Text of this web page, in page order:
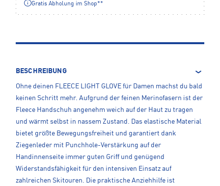
Gratis Abholung im Shop**
BESCHREIBUNG
Ohne deinen FLEECE LIGHT GLOVE für Damen machst du bald
keinen Schritt mehr. Aufgrund der feinen Merinofasern ist der
Fleece Handschuh angenehm weich auf der Haut zu tragen
und wärmt selbst in nassem Zustand. Das elastische Material
bietet größte Bewegungsfreiheit und garantiert dank
Ziegenleder mit Punchhole-Verstärkung auf der
Handinnenseite immer guten Griff und genügend
Widerstandsfähigkeit für den intensiven Einsatz auf
zahlreichen Skitouren. Die praktische Anziehhilfe ist